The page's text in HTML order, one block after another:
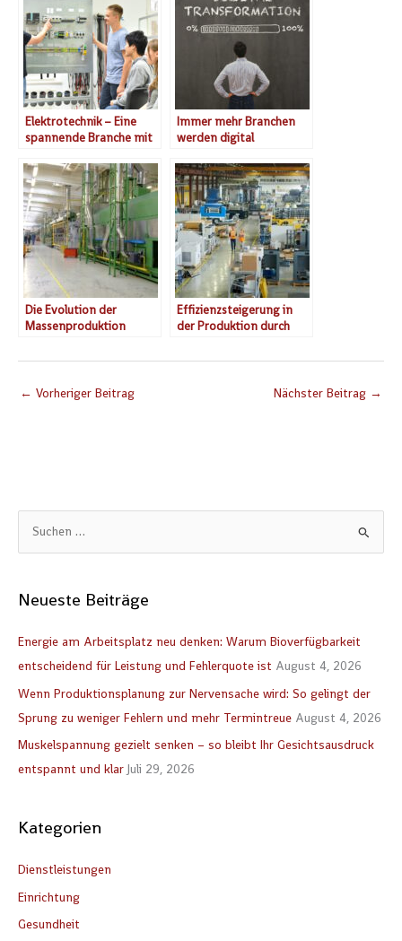
h
h
:
Neueste Beiträge
Energie am Arbeitsplatz neu denken: Warum Bioverfügbarkeit
entscheidend für Leistung und Fehlerquote ist August 4, 2026
Wenn Produktionsplanung zur Nervensache wird: So gelingt der
Sprung zu weniger Fehlern und mehr Termintreue August 4, 2026
Muskelspannung gezielt senken – so bleibt Ihr Gesichtsausdruck
entspannt und klar Juli 29, 2026
Kategorien
Dienstleistungen
Einrichtung
Gesundheit
Elektrotechnik – Eine
spannende Branche mit
Immer mehr Branchen
werden digital
Die Evolution der
Massenproduktion
Effizienzsteigerung in
der Produktion durch
← Vorheriger Beitrag Nächster Beitrag →